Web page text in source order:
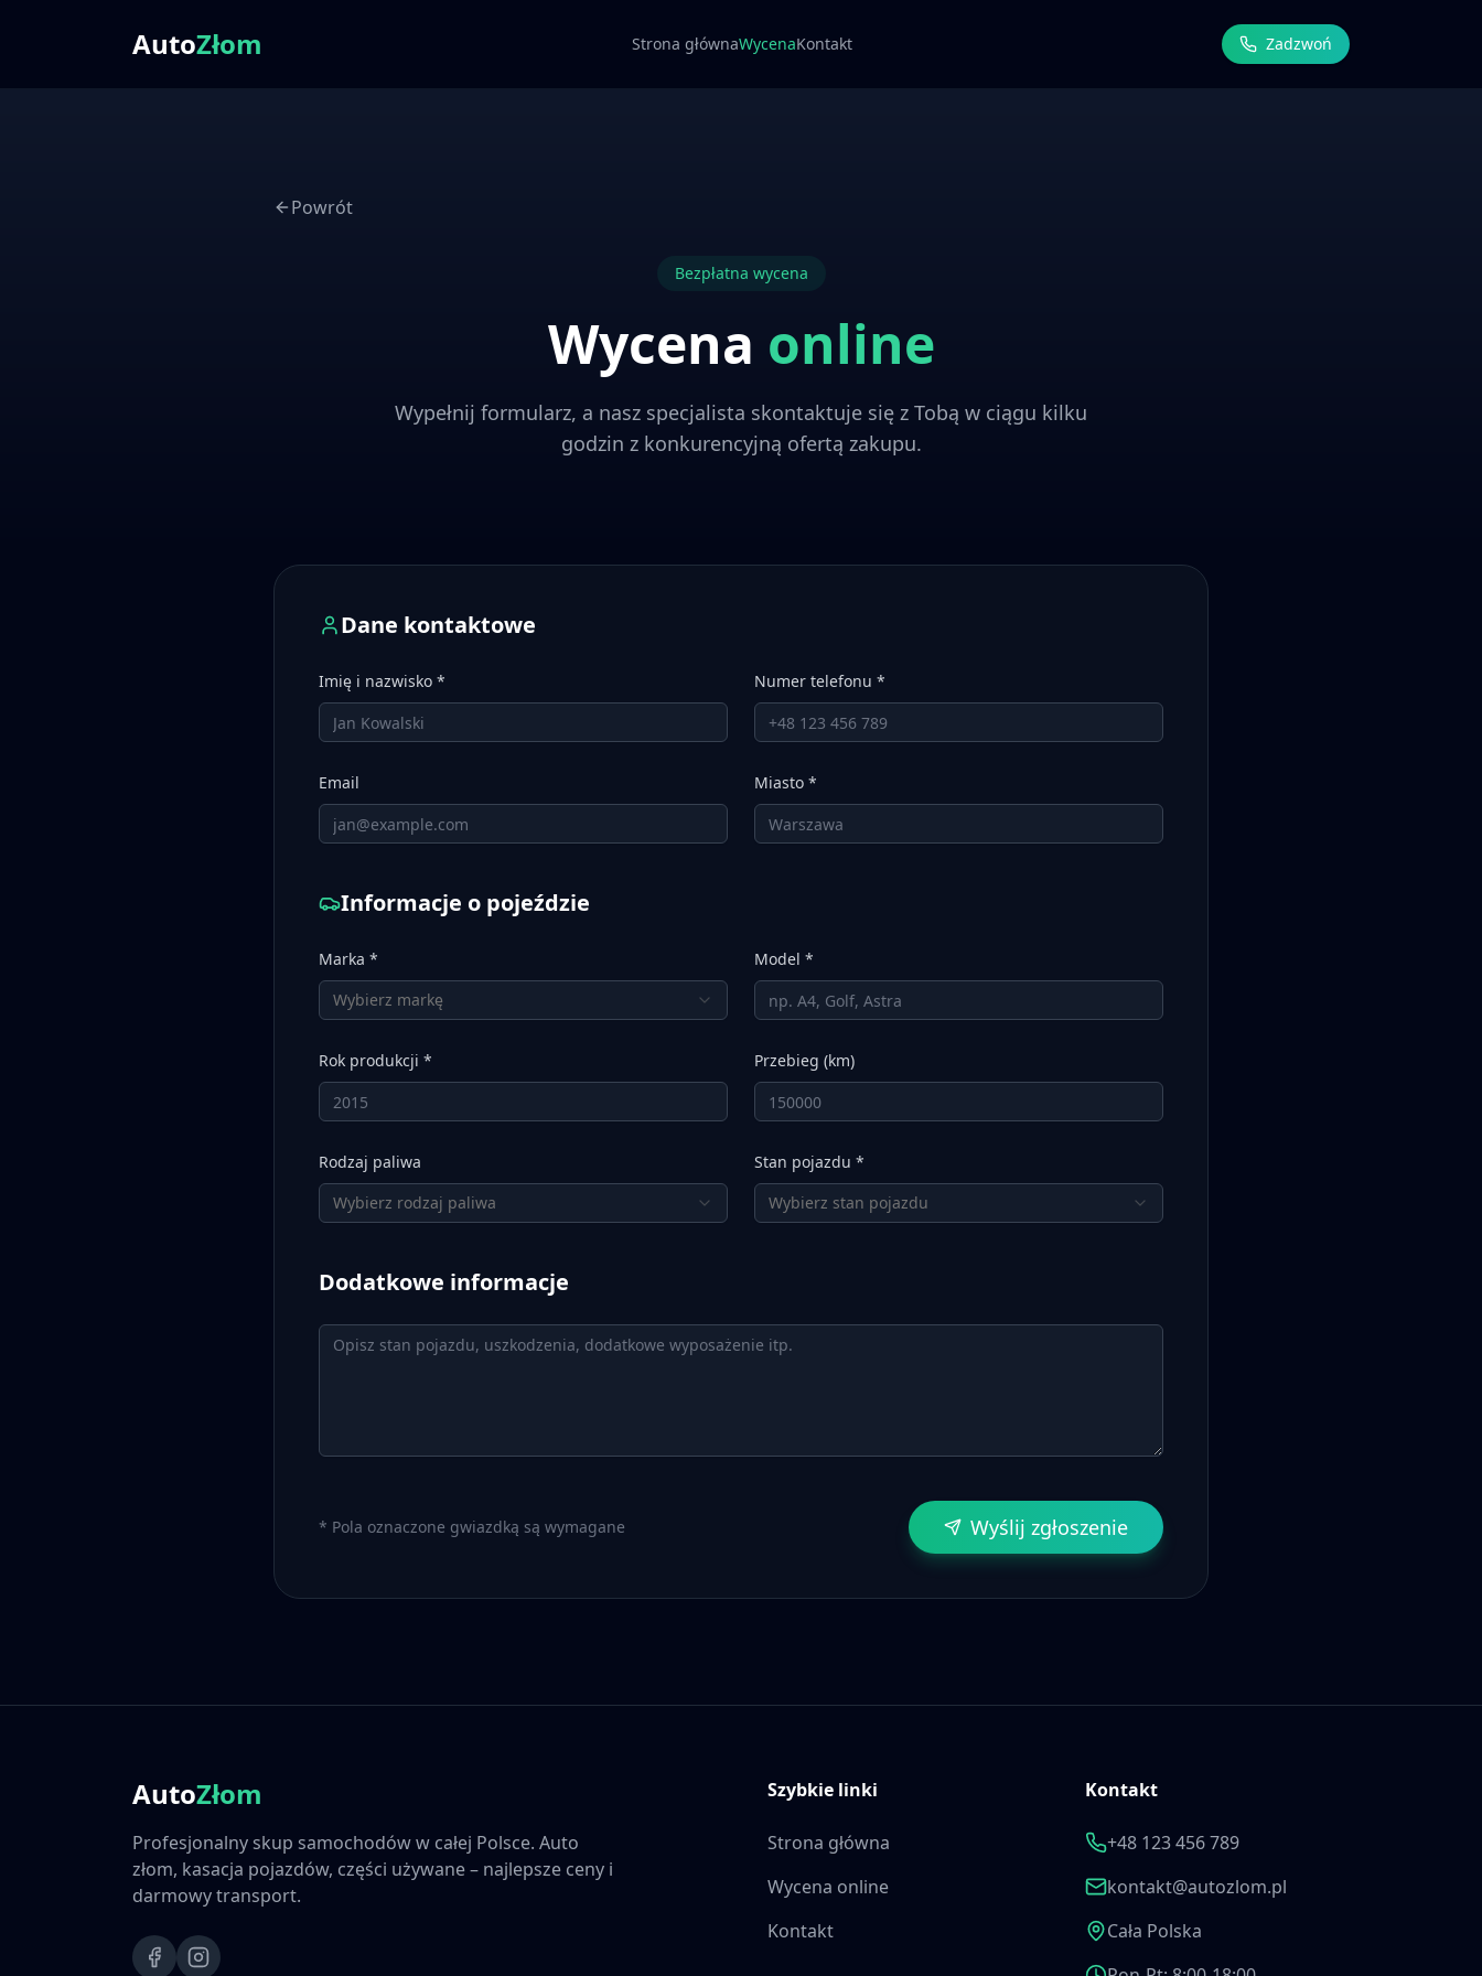
AutoZłom Strona głównaWycenaKontakt Zadzwoń
Powrót
Bezpłatna wycena
Wycena online
Wypełnij formularz, a nasz specjalista skontaktuje się z Tobą w ciągu kilku
godzin z konkurencyjną ofertą zakupu.
Dane kontaktowe
Imię i nazwisko * Numer telefonu *
Email Miasto *
Informacje o pojeździe
Marka *
Wybierz markę
Model *
Rok produkcji * Przebieg (km)
Rodzaj paliwa
Wybierz rodzaj paliwa
Stan pojazdu *
Wybierz stan pojazdu
Dodatkowe informacje
* Pola oznaczone gwiazdką są wymagane Wyślij zgłoszenie
AutoZłom
Profesjonalny skup samochodów w całej Polsce. Auto
złom, kasacja pojazdów, części używane – najlepsze ceny i
darmowy transport.
Szybkie linki
Strona główna
Wycena online
Kontakt
Kontakt
+48 123 456 789
kontakt@autozlom.pl
Cała Polska